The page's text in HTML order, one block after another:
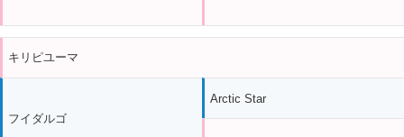
キリピユーマ
フイダルゴ
Arctic Star